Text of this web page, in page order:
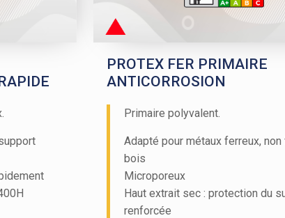
PROTEX FER PRIMAIRE
ANTICORROSION
Primaire polyvalent.
Adapté pour métaux ferreux,
bois
Microporeux
Haut extrait sec : protection du
renforcée